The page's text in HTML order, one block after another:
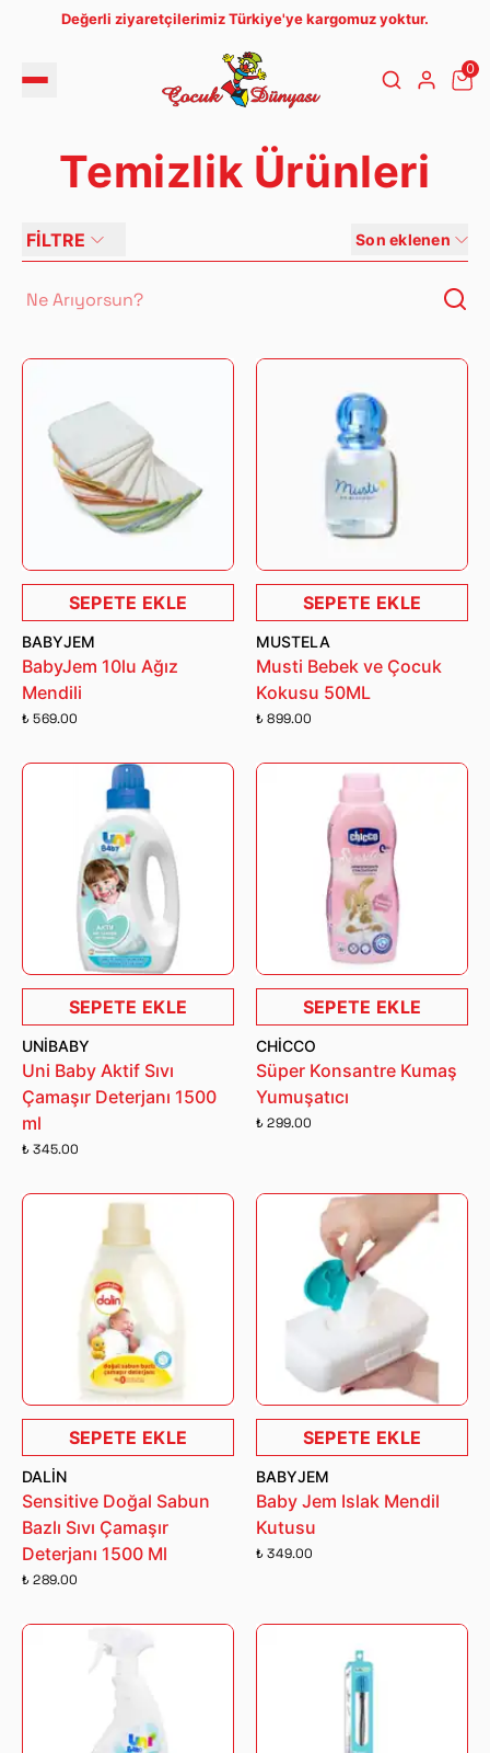
Değerli ziyaretçilerimiz Türkiye'ye kargomuz yoktur.
0
Temizlik Ürünleri
FİLTRE Son eklenen
SEPETE EKLE
BABYJEM
BabyJem 10lu Ağız
Mendili
₺ 569.00
SEPETE EKLE
MUSTELA
Musti Bebek ve Çocuk
Kokusu 50ML
₺ 899.00
SEPETE EKLE
UNIBABY
Uni Baby Aktif Sıvı
Çamaşır Deterjanı 1500
ml
₺ 345.00
SEPETE EKLE
CHICCO
Süper Konsantre Kumaş
Yumuşatıcı
₺ 299.00
SEPETE EKLE
DALIN
Sensitive Doğal Sabun
Bazlı Sıvı Çamaşır
Deterjanı 1500 Ml
₺ 289.00
SEPETE EKLE
BABYJEM
Baby Jem Islak Mendil
Kutusu
₺ 349.00